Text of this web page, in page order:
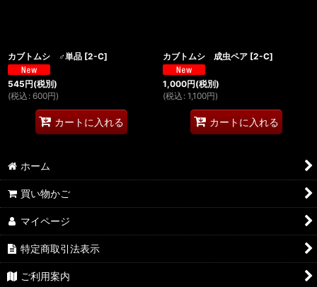
カブトムシ ♂単品 [2-C]
545円(税別)
(税込 : 600円)
カートに入れる
カブトムシ 成虫ペア [2-C]
1,000円(税別)
(税込 : 1,100円)
カートに入れる
ホーム
買い物かご
マイページ
特定商取引法表示
ご利用案内